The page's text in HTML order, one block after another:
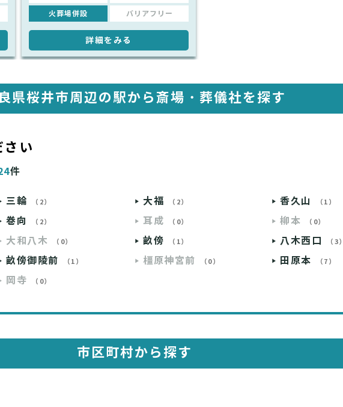
火葬場併設 バリアフリー
詳細をみる
県桜井市周辺の駅から 斎場・葬儀社を探す
い
件
三輪 （2） 大福 （2） 香久山 （1）
巻向 （2） 耳成 （0） 柳本 （0）
大和八木 （0） 畝傍 （1） 八木西口 （3）
畝傍御陵前 （1） 橿原神宮前 （0） 田原本 （7）
岡寺 （0）
市区町村から探す